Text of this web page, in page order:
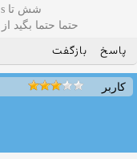
شش تا s و یه دونه a غیر از این فیکه
حتما حتما بگید
پاسخ بازگفت
کاربر